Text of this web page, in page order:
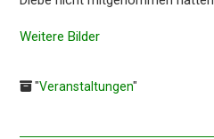
Weite­re Bilder
"Veranstaltungen"